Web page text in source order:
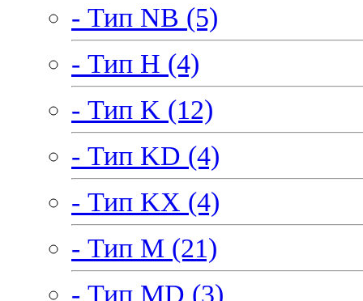
- Тип NB (5)
- Тип H (4)
- Тип K (12)
- Тип KD (4)
- Тип KX (4)
- Тип M (21)
- Тип MD (3)